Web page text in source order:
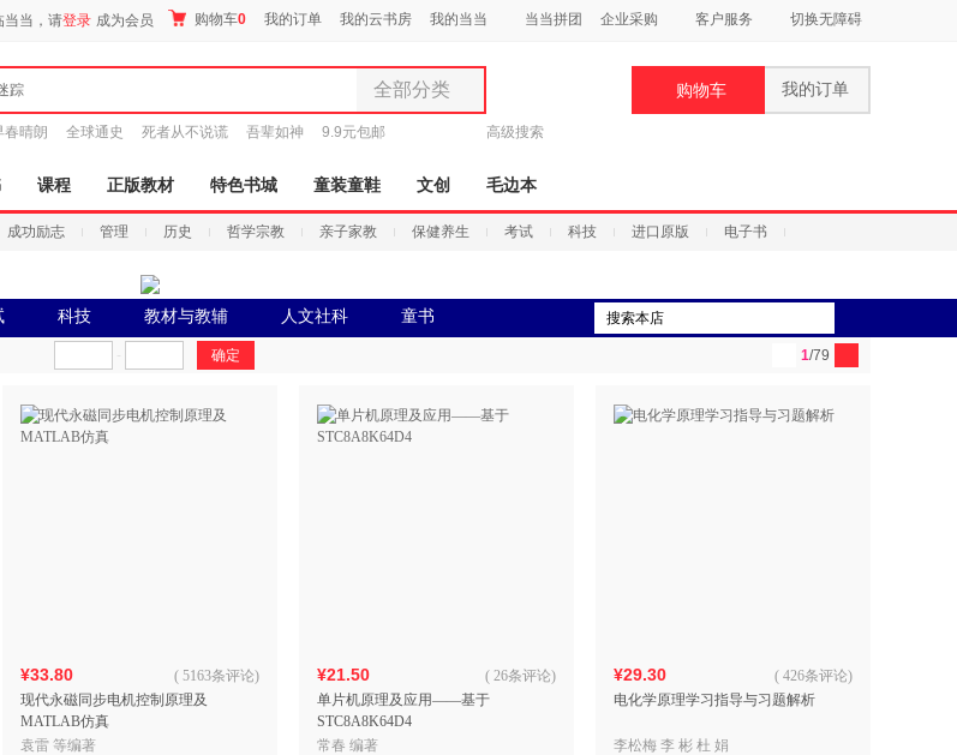
当当，请登录 成为会员 购物车0 我的订单 我的云书房 我的当当 当当拼团 企业采购 客户服务 切换无障碍
踪 全部分类
全部分类
图书
电子书
音像
时尚美妆
母婴用品
童装童鞋
家居日用
手机通讯
数码影音
春晴朗 全球通史 死者从不说谎 吾辈如神 9.9元包邮 高级搜索
购物车 我的订单
课程 正版教材 特色书城 童装童鞋 文创 毛边本
成功励志 管理 历史 哲学宗教 亲子家教 保健养生 考试 科技 进口原版 电子书
科技 教材与教辅 人文社科 童书
搜索
1/79
¥33.80
现代永磁同步电机控制原理及
MATLAB仿真
( 5163条评论)
袁雷 等编著
¥21.50
单片机原理及应用——基于
STC8A8K64D4
( 26条评论)
常春 编著
¥29.30
电化学原理学习指导与习题解析
( 426条评论)
李松梅 李 彬 杜 娟